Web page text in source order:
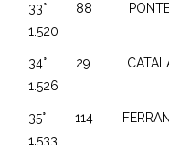
33° 88
1.520
34° 29
1.526
35° 114
1.533